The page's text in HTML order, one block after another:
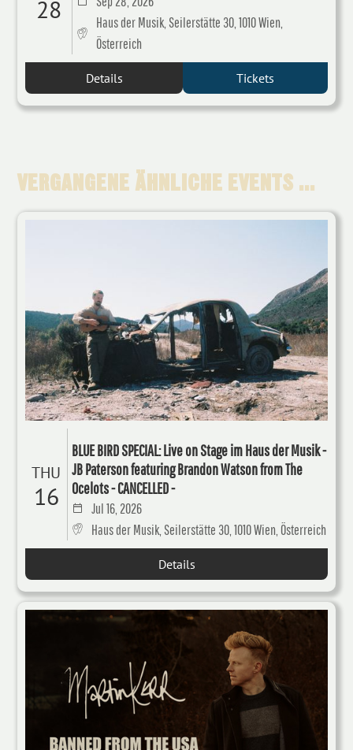
28
Haus der Musik, Seilerstätte 30, 1010 Wien,
Österreich
Details Tickets
VERGANGENE ÄHNLICHE EVENTS ...
THU
16
BLUE BIRD SPECIAL: Live on Stage im Haus der Musik -
JB Paterson featuring Brandon Watson from The
Ocelots - CANCELLED -
Jul 16, 2026
Haus der Musik, Seilerstätte 30, 1010 Wien, Österreich
Details